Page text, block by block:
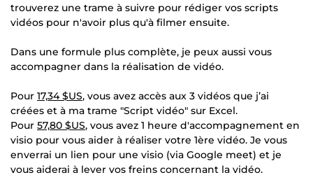
trouverez une trame à suivre pour rédiger vos scripts
vidéos pour n'avoir plus qu'à filmer ensuite.
Dans une formule plus complète, je peux aussi vous
accompagner dans la réalisation de vidéo.
Pour 17,34 $US, vous avez accès aux 3 vidéos que j’ai
créées et à ma trame "Script vidéo" sur Excel.
Pour 57,80 $US, vous avez 1 heure d'accompagnement en
visio pour vous aider à réaliser votre 1ère vidéo. Je vous
enverrai un lien pour une visio (via Google meet) et je
vous aiderai à lever vos freins concernant la vidéo.